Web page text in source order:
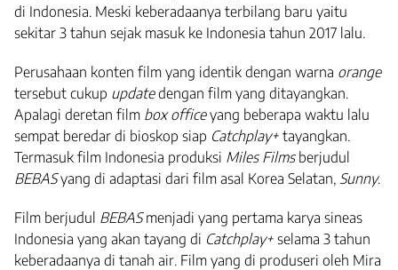
di Indonesia. Meski keberadaanya terbilang baru yaitu
sekitar 3 tahun sejak masuk ke Indonesia tahun 2017 lalu.
Perusahaan konten film yang identik dengan warna orange
tersebut cukup updatedengan film yang ditayangkan.
Apalagi deretan film box officeyang beberapa waktu lalu
sempat beredar di bioskop siap Catchplay+ tayangkan.
Termasuk film Indonesia produksi Miles Filmsberjudul
BEBASyang di adaptasi dari film asal Korea Selatan, Sunny.
Film berjudul BEBASmenjadi yang pertama karya sineas
Indonesia yang akan tayang di Catchplay+ selama 3 tahun
keberadaanya di tanah air. Film yang di produseri oleh Mira